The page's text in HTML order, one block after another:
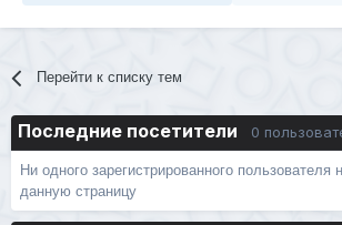
Перейти к списку тем
Последние посетители 0
Ни одного зарегистрированного пользователя
данную страницу